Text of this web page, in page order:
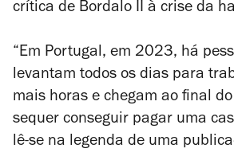
crítica de Bordalo II à crise da
“Em Portugal, em 2023, há
levantam todos os dias para
mais horas e chegam ao final
sequer conseguir pagar uma
lê-se na legenda de uma